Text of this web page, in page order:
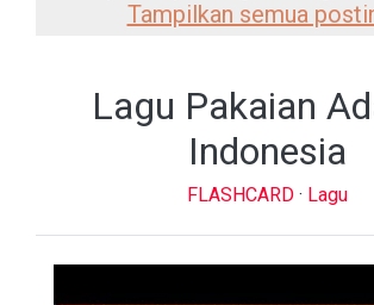
Tampilkan semua
Lagu Pakaian
Indonesia
FLASHCARD · Lagu